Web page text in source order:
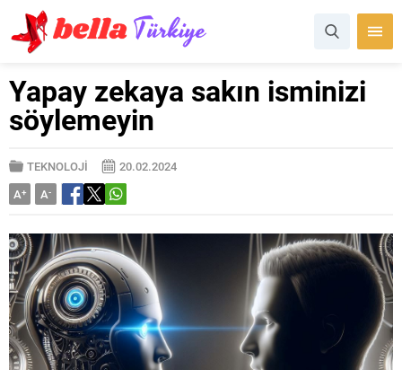
Yapay zekaya sakın isminizi
söylemeyin
TEKNOLOJİ
20.02.2024
A+ A-